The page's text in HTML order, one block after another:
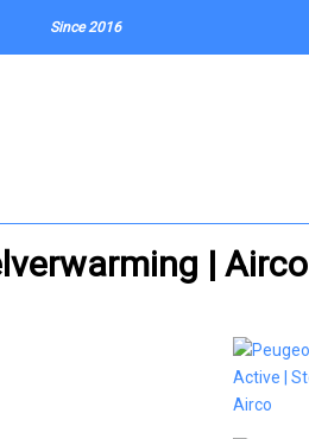
Since 2016
| Airco